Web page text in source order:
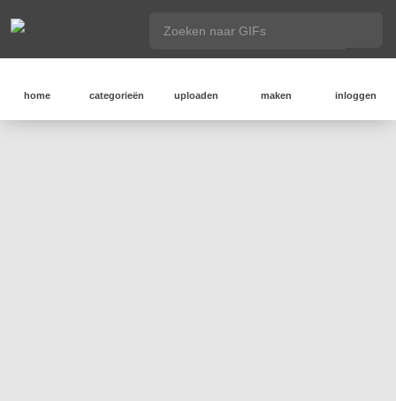
home categorieën uploaden maken inloggen